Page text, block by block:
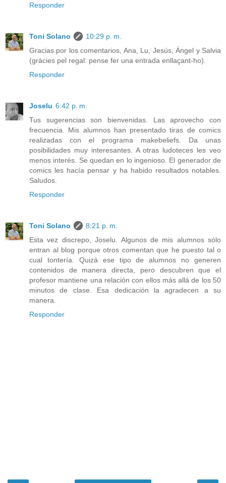
Responder
Toni Solano
10:29 p. m.
Gracias por los comentarios, Ana, Lu, Jesús, Ángel y Salvia
(gràcies pel regal: pense fer una entrada enllaçant-ho).
Responder
Joselu 6:42 p. m.
Tus sugerencias son bienvenidas. Las aprovecho con
frecuencia. Mis alumnos han presentado tiras de comics
realizadas con el programa makebeliefs. Da unas
posibilidades muy interesantes. A otras ludoteces les veo
menos interés. Se quedan en lo ingenioso. El generador de
comics les hacía pensar y ha habido resultados notables.
Saludos.
Responder
Toni Solano
8:21 p. m.
Esta vez discrepo, Joselu. Algunos de mis alumnos sólo
entran al blog porque otros comentan que he puesto tal o
cual tontería. Quizá ese tipo de alumnos no generen
contenidos de manera directa, pero descubren que el
profesor mantiene una relación con ellos más allá de los 50
minutos de clase. Esa dedicación la agradecen a su
manera.
Responder